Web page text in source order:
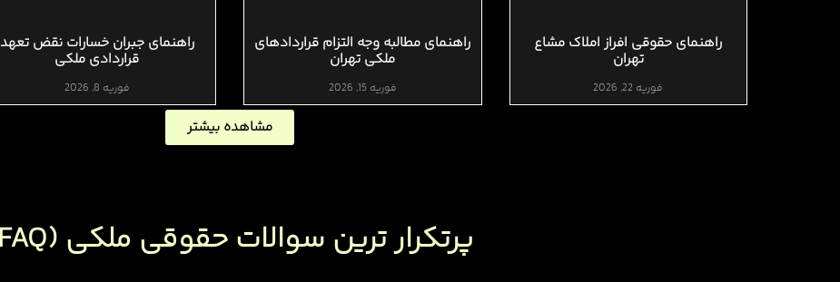
راهنمای حقوقی افراز املاک مشاع
تهران
فوریه 22, 2026
راهنمای مطالبه وجه التزام قراردادهای
ملکی تهران
فوریه 15, 2026
راهنمای جبران خسارات نقض تعهد
قراردادی ملکی
فوریه 8, 2026
مشاهده بیشتر
پرتکرار ترین سوالات حقوقی ملکی (FAQ)